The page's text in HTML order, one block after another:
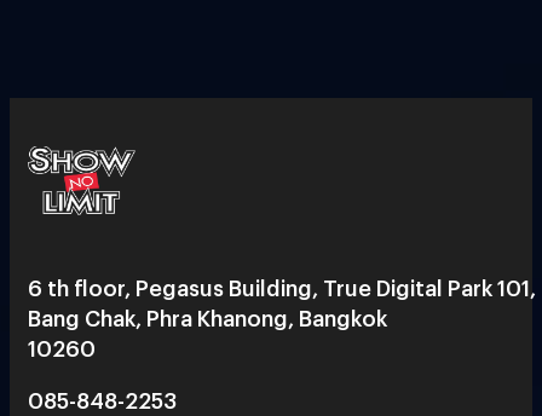
6 th floor, Pegasus Building, True Digital Park 101,
Bang Chak, Phra Khanong, Bangkok
10260
085-848-2253